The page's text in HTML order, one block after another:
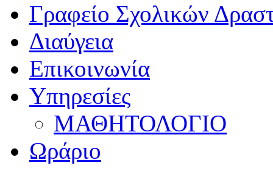
Γραφείο Σχολικών
Διαύγεια
Επικοινωνία
Υπηρεσίες
ΜΑΘΗΤΟΛΟΓΙΟ
Ωράριο